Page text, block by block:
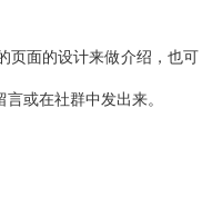
页面的设计来做介绍，也可
或在社群中发出来。